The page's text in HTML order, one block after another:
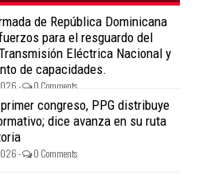
de República Dominicana
para el resguardo del
Eléctrica Nacional y
de capacidades.
- 0 Comments
congreso, PPG distribuye
dice avanza en su ruta
- 0 Comments